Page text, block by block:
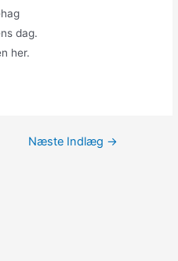
dag.
her.
Næste Indlæg →